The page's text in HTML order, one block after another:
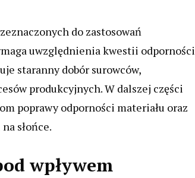
do zastosowań
uwzględnienia kwestii odporności
staranny dobór surowców,
produkcyjnych. W dalszej części
poprawy odporności materiału oraz
słońce.
wpływem